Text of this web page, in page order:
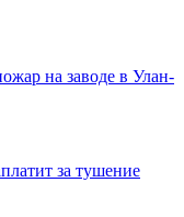
на заводе в Улан-
за тушение